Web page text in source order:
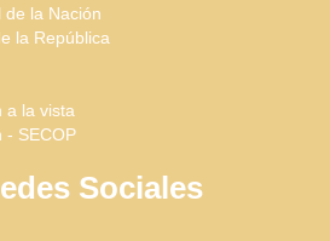
la Nación
la República
a la vista
- SECOP
Sociales